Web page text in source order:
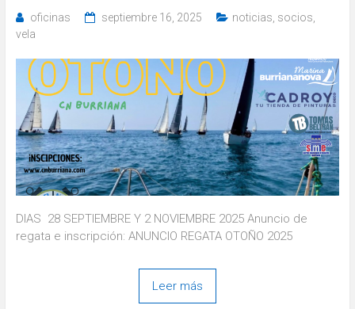
oficinas septiembre 16, 2025 noticias socios
vela
DIAS 28 SEPTIEMBRE Y 2 NOVIEMBRE 2025 Anuncio de
regata e inscripción: ANUNCIO REGATA OTOÑO 2025
Leer más